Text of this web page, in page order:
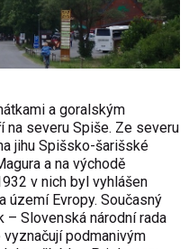
a goralským
na severu Spiše. Ze severu
jihu Spišsko-šarišské
a na východě
v nich byl vyhlášen
území Evropy. Současný
– Slovenská národní rada
podmanivým